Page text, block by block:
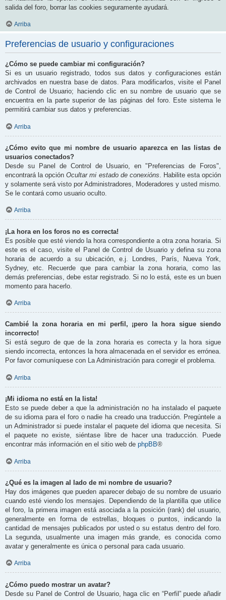
salida del foro, borrar las cookies seguramente ayudará.
Arriba
Preferencias de usuario y configuraciones
¿Cómo se puede cambiar mi configuración?
Si es un usuario registrado, todos sus datos y configuraciones están
archivados en nuestra base de datos. Para modificarlos, visite el Panel
de Control de Usuario; haciendo clic en su nombre de usuario que se
encuentra en la parte superior de las páginas del foro. Este sistema le
permitirá cambiar sus datos y preferencias.
Arriba
¿Cómo evito que mi nombre de usuario aparezca en las listas de
usuarios conectados?
Desde su Panel de Control de Usuario, en "Preferencias de Foros",
encontrará la opciónOcultar mi estado de conexións . Habilite esta opción
y solamente será visto por Administradores, Moderadores y usted mismo.
Se le contará como usuario oculto.
Arriba
¡La hora en los foros no es correcta!
Es posible que esté viendo la hora correspondiente a otra zona horaria. Si
este es el caso, visite el Panel de Control de Usuario y defina su zona
horaria de acuerdo a su ubicación, e.j. Londres, París, Nueva York,
Sydney, etc. Recuerde que para cambiar la zona horaria, como las
demás preferencias, debe estar registrado. Si no lo está, este es un buen
momento para hacerlo.
Arriba
Cambié la zona horaria en mi perfil, ¡pero la hora sigue siendo
incorrecto!
Si está seguro de que de la zona horaria es correcta y la hora sigue
siendo incorrecta, entonces la hora almacenada en el servidor es errónea.
Por favor comuníquese con La Administración para corregir el problema.
Arriba
¡Mi idioma no está en la lista!
Esto se puede deber a que la administración no ha instalado el paquete
de su idioma para el foro o nadie ha creado una traducción. Pregúntele a
un Administrador si puede instalar el paquete del idioma que necesita. Si
el paquete no existe, siéntase libre de hacer una traducción. Puede
encontrar más información en el sitio web de phpBB®
Arriba
¿Qué es la imagen al lado de mi nombre de usuario?
Hay dos imágenes que pueden aparecer debajo de su nombre de usuario
cuando esté viendo los mensajes. Dependiendo de la plantilla que utilice
el foro, la primera imagen está asociada a la posición (rank) del usuario,
generalmente en forma de estrellas, bloques o puntos, indicando la
cantidad de mensajes publicados por usted o su estatus dentro del foro.
La segunda, usualmente una imagen más grande, es conocida como
avatar y generalmente es única o personal para cada usuario.
Arriba
¿Cómo puedo mostrar un avatar?
Desde su Panel de Control de Usuario, haga clic en “Perfil” puede añadir